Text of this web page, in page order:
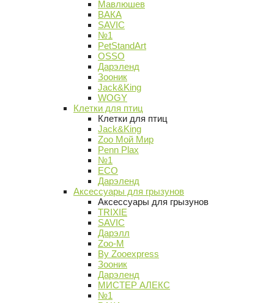
Мавлюшев
ВАКА
SAVIC
№1
PetStandArt
OSSO
Дарэленд
Зооник
Jack&King
WOGY
Клетки для птиц
Клетки для птиц
Jack&King
Zoo Мой Мир
Penn Plax
№1
ECO
Дарэленд
Аксессуары для грызунов
Аксессуары для грызунов
TRIXIE
SAVIC
Дарэлл
Zoo-M
By Zooexpress
Зооник
Дарэленд
МИСТЕР АЛЕКС
№1